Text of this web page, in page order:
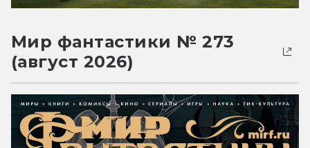
Мир фантастики № 273
(август 2026)